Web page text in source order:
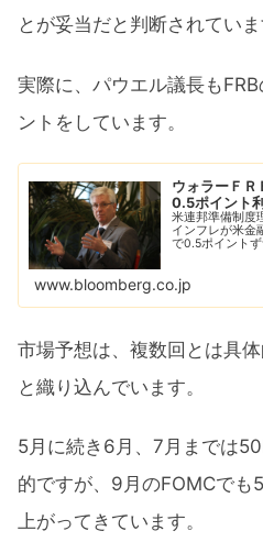
とが妥当だと判断されていま
実際に、パウエル議長も
ントをしています。
ウォラーＦＲ
0.5ポイント
米連邦準備制度
インフレが米金
で0.5ポイント
www.bloomberg.co.jp
市場予想は、複数回とは具
と織り込んでいます。
5月に続き6月、7月までは
的ですが、9月のFOMCで
上がってきています。